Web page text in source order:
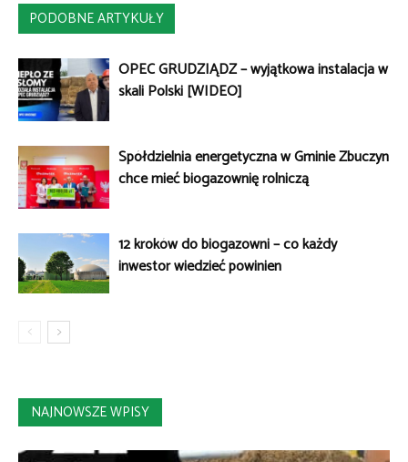
PODOBNE ARTYKUŁY
OPEC GRUDZIĄDZ – wyjątkowa instalacja w
skali Polski [WIDEO]
Spółdzielnia energetyczna w Gminie Zbuczyn
chce mieć biogazownię rolniczą
12 kroków do biogazowni – co każdy
inwestor wiedzieć powinien
NAJNOWSZE WPISY